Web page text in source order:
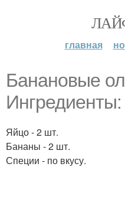
главная
Банановые
Ингредиенты:
Яйцо - 2 шт.
Бананы - 2 шт.
Специи - по вкусу.